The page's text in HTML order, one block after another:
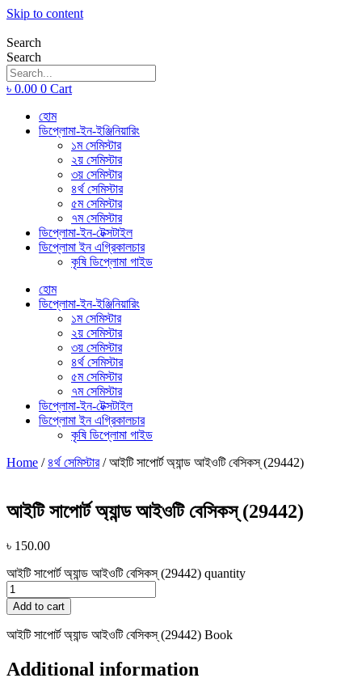
Skip to content
Search
Search
৳ 0.00 0 Cart
হোম
ডিপ্লোমা-ইন-ইঞ্জিনিয়ারিং
১ম সেমিস্টার
২য় সেমিস্টার
৩য় সেমিস্টার
৪র্থ সেমিস্টার
৫ম সেমিস্টার
৭ম সেমিস্টার
ডিপ্লোমা-ইন-টেক্সটাইল
ডিপ্লোমা ইন এগ্রিকালচার
কৃষি ডিপ্লোমা গাইড
হোম
ডিপ্লোমা-ইন-ইঞ্জিনিয়ারিং
১ম সেমিস্টার
২য় সেমিস্টার
৩য় সেমিস্টার
৪র্থ সেমিস্টার
৫ম সেমিস্টার
৭ম সেমিস্টার
ডিপ্লোমা-ইন-টেক্সটাইল
ডিপ্লোমা ইন এগ্রিকালচার
কৃষি ডিপ্লোমা গাইড
Home / ৪র্থ সেমিস্টার/ আইটি সাপোর্ট অ্যান্ড আইওটি বেসিকস্ (29442)
আইটি সাপোর্ট অ্যান্ড আইওটি বেসিকস্ (29442)
৳ 150.00
আইটি সাপোর্ট অ্যান্ড আইওটি বেসিকস্ (29442) quantity
Add to cart
আইটি সাপোর্ট অ্যান্ড আইওটি বেসিকস্ (29442) Book
Additional information